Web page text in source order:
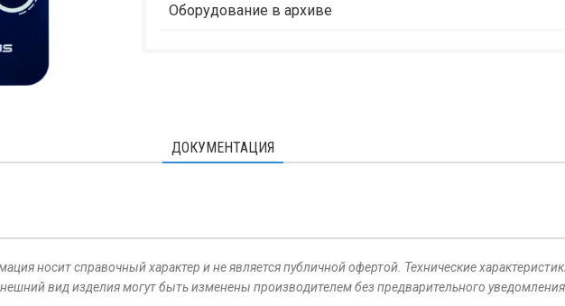
Оборудование в архиве
ДОКУМЕНТАЦИЯ
носит справочный характер и не является публичной офертой. Технические
вид изделия могут быть изменены производителем без предварительного уведомления.